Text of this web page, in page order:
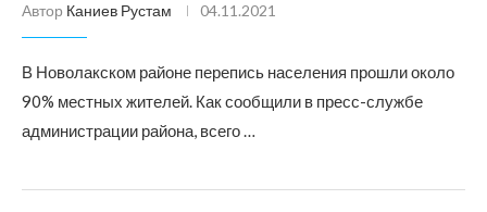
Автор Каниев Рустам 04.11.2021
В Новолакском районе перепись населения прошли около
90% местных жителей. Как сообщили в пресс-службе
администрации района, всего …